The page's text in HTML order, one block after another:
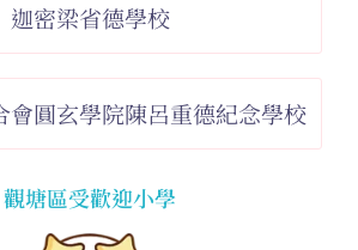
迦密梁省德學校
會圓玄學院陳呂重德紀念學校
觀塘區受歡迎小學